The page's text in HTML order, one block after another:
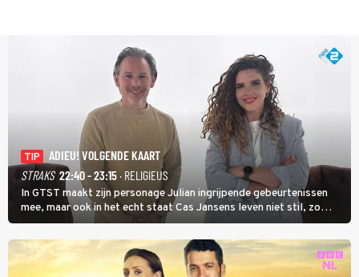
TIP
ADIEU! VOLGENDE KAART
STRAKS 22:40 - 23:15· RELIGIEUS
In GTST maakt zijn personage Julian ingrijpende gebeurtenissen
mee, maar ook in het echt staat Cas Jansens leven niet stil, zo
vertelt hij in Adieu! Volgende Kaart.